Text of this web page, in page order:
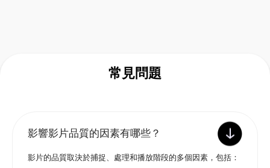
常見問題
影響影片品質的因素有哪些？
影片的品質取決於捕捉、處理和播放階段的多個因素，包括：